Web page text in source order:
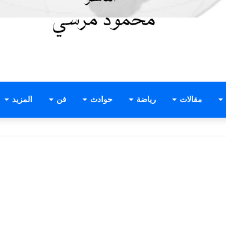
مقالات رياضة حوادث فن المزيد